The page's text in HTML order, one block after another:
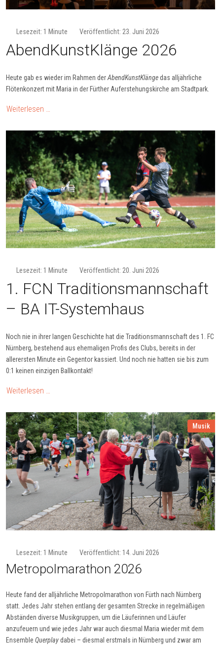
Lesezeit: 1 Minute Veröffentlicht: 23. Juni 2026
Abend­Kunst­Klänge 2026
Heute gab es wieder im Rahmen derAbendKunstKlängedas alljährliche
Flötenkonzert mit Maria in der Fürther Auferstehungskirche am Stadtpark.
Weiterlesen …
Lesezeit: 1 Minute Veröffentlicht: 20. Juni 2026
1. FCN Tra­di­tions­mann­schaft
– BA IT-Sys­tem­haus
Noch nie in ihrer langen Geschichte hat die Traditionsmannschaft des 1. FC
Nürnberg, bestehend aus ehemaligen Profis des Clubs, bereits in der
allerersten Minute ein Gegentor kassiert. Und noch nie hatten sie bis zum
0:1 keinen einzigen Ballkontakt!
Weiterlesen …
Musik
Lesezeit: 1 Minute Veröffentlicht: 14. Juni 2026
Me­tro­pol­ma­ra­thon 2026
Heute fand der alljährliche Metropolmarathon von Fürth nach Nürnberg
statt. Jedes Jahr stehen entlang der gesamten Strecke in regelmäßigen
Abständen diverse Musikgruppen, um die Läuferinnen und Läufer
anzufeuern und wie jedes Jahr war auch diesmal Maria wieder mit dem
Ensemble Querplaydabei – diesmal erstmals in Nürnberg und zwar am